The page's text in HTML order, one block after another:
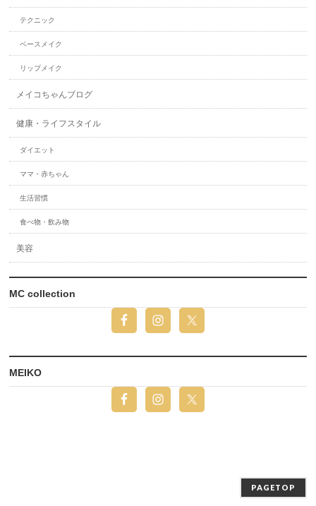
テクニック
ベースメイク
リップメイク
メイコちゃんブログ
健康・ライフスタイル
ダイエット
ママ・赤ちゃん
生活習慣
食べ物・飲み物
美容
MC collection
MEIKO
PAGETOP